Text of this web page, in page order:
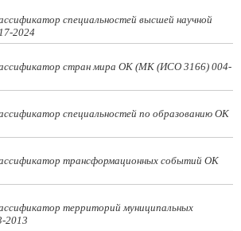
специальностей высшей научной
2024
стран мира ОК (МК (ИСО 3166) 004-
специальностей по образованию ОК
трансформационных событий ОК
территорий муниципальных
2013